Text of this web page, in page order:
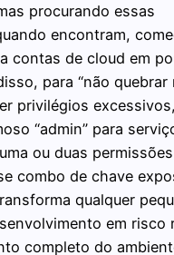
procurando essas
encontram,
contas de cloud em
para “não quebrar
privilégios excessivos,
“admin” para
ou duas permissões
combo de chave
qualquer
em risco
completo do